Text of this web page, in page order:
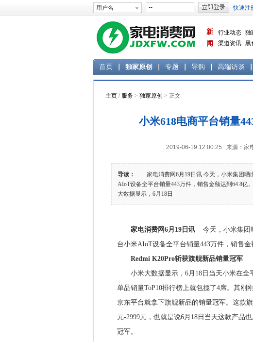
新
闻
行业动态 独
渠道资讯 黑
首页 独家原创 专题 导购 高端访谈
主页 / 服务 > 独家原创 > 正文
小米618电商平台销量
2019-06-19 12:00:25 来源：家
导读：
家电消费网6月19日讯 今天，小米集团晒
AIoT设备全平台销量443万件，销售金额达到64
大数据显示，6月18日
家电消费网6月19日讯
今天，小米集团
台小米AIoT设备全平台销量443万件，销售金
Redmi K20Pro斩获旗舰新品销量冠军
小米大数据显示，6月18日当天小米在全
单品销量ToP10排行榜上就包揽了4席。其刚
京东平台就拿下旗舰新品的销量冠军。这款
元-2999元，也就是说6月18日当天这款产品
冠军。